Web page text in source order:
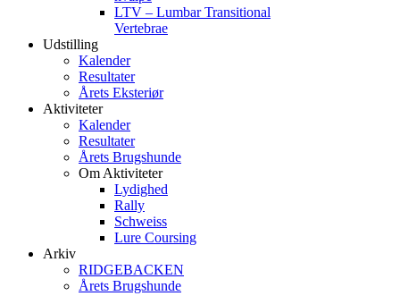
LTV – Lumbar Transitional
Vertebrae
Udstilling
Kalender
Resultater
Årets Eksteriør
Aktiviteter
Kalender
Resultater
Årets Brugshunde
Om Aktiviteter
Lydighed
Rally
Schweiss
Lure Coursing
Arkiv
RIDGEBACKEN
Årets Brugshunde